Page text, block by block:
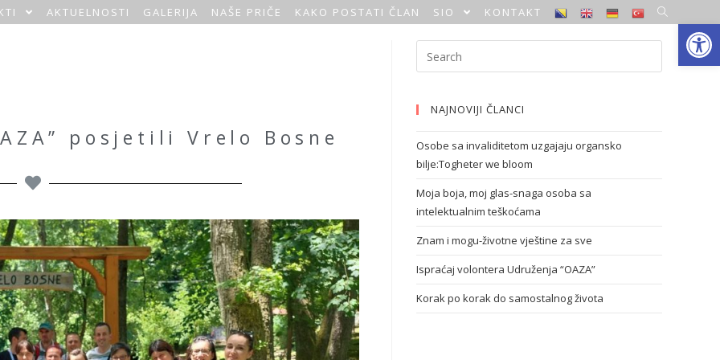
Open toolbar
AKTUELNOSTI GALERIJA NAŠE PRIČE KAKO POSTATI ČLAN SIO KONTAKT
posjetili Vrelo Bosne
NAJNOVIJI ČLANCI
Osobe sa invaliditetom uzgajaju organsko
bilje:Togheter we bloom
Moja boja, moj glas-snaga osoba sa
intelektualnim teškoćama
Znam i mogu-životne vještine za sve
Ispraćaj volontera Udruženja “OAZA”
Korak po korak do samostalnog života